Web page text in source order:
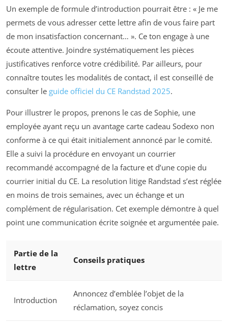
Un exemple de formule d’introduction pourrait être : « Je me
permets de vous adresser cette lettre afin de vous faire part
de mon insatisfaction concernant… ». Ce ton engage à une
écoute attentive. Joindre systématiquement les pièces
justificatives renforce votre crédibilité. Par ailleurs, pour
connaître toutes les modalités de contact, il est conseillé de
consulter le guide officiel du CE Randstad 2025.
Pour illustrer le propos, prenons le cas de Sophie, une
employée ayant reçu un avantage carte cadeau Sodexo non
conforme à ce qui était initialement annoncé par le comité.
Elle a suivi la procédure en envoyant un courrier
recommandé accompagné de la facture et d’une copie du
courrier initial du CE. La resolution litige Randstad s’est réglée
en moins de trois semaines, avec un échange et un
complément de régularisation. Cet exemple démontre à quel
point une communication écrite soignée et argumentée paie.
Partie de la
lettre
Conseils pratiques
Introduction
Annoncez d’emblée l’objet de la
réclamation, soyez concis